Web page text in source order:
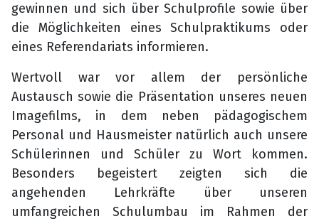
gewinnen und sich über Schulprofile sowie über
die Möglichkeiten eines Schulpraktikums oder
eines Referendariats informieren.
Wertvoll war vor allem der persönliche
Austausch sowie die Präsentation unseres neuen
Imagefilms, in dem neben pädagogischem
Personal und Hausmeister natürlich auch unsere
Schülerinnen und Schüler zu Wort kommen.
Besonders begeistert zeigten sich die
angehenden Lehrkräfte über unseren
umfangreichen Schulumbau im Rahmen der